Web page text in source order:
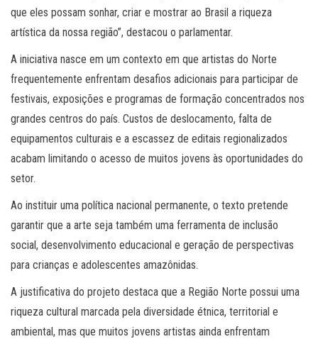
que eles possam sonhar, criar e mostrar ao Brasil a riqueza
artística da nossa região”, destacou o parlamentar.
A iniciativa nasce em um contexto em que artistas do Norte
frequentemente enfrentam desafios adicionais para participar de
festivais, exposições e programas de formação concentrados nos
grandes centros do país. Custos de deslocamento, falta de
equipamentos culturais e a escassez de editais regionalizados
acabam limitando o acesso de muitos jovens às oportunidades do
setor.
Ao instituir uma política nacional permanente, o texto pretende
garantir que a arte seja também uma ferramenta de inclusão
social, desenvolvimento educacional e geração de perspectivas
para crianças e adolescentes amazônidas.
A justificativa do projeto destaca que a Região Norte possui uma
riqueza cultural marcada pela diversidade étnica, territorial e
ambiental, mas que muitos jovens artistas ainda enfrentam